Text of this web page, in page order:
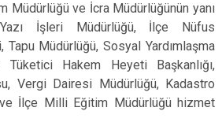
Müdürlüğü ve İcra Müdürlüğünün yanı
Yazı İşleri Müdürlüğü, İlçe Nüfus
Müdürlüğü, Sosyal Yardımlaşma
Tüketici Hakem Heyeti Başkanlığı,
Vergi Dairesi Müdürlüğü, Kadastro
İlçe Milli Eğitim Müdürlüğü hizmet